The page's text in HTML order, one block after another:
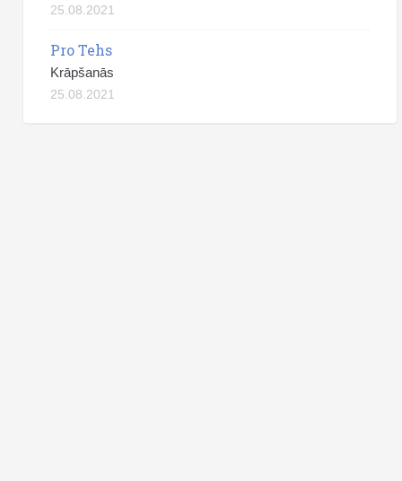
25.08.2021
Pro Tehs
Krāpšanās
25.08.2021